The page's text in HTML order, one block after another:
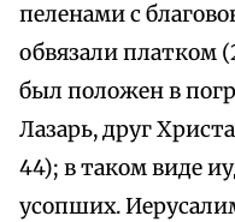
пеленами с
обвязали платком
был положен в
Лазарь, друг
44); в таком виде
усопших.